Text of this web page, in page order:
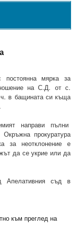
постоянна мярка за
на С.Д. от с.
ч. в бащината си къща
направи пълни
прокуратура
за неотклонение е
да се укрие или да
Апелативния съд в
към преглед на